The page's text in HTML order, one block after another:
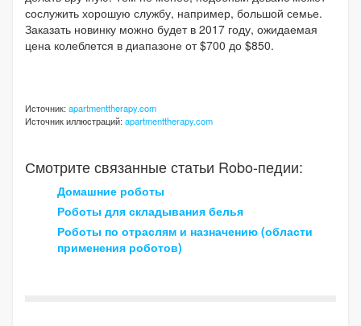
сослужить хорошую службу, например, большой семье.
Заказать новинку можно будет в 2017 году, ожидаемая
цена колеблется в диапазоне от $700 до $850.
Источник:apartmenttherapy.com
Источник иллюстраций:apartmenttherapy.com
Смотрите связанные статьи Robo-педии:
Домашние роботы
Роботы для складывания белья
Роботы по отраслям и назначению (области
применения роботов)